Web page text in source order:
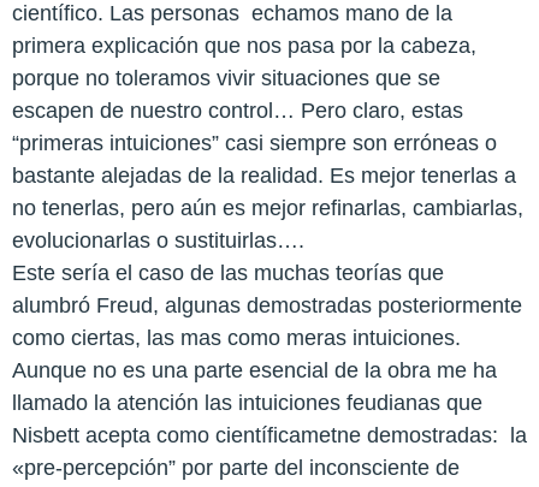
científico. Las personas echamos mano de la
primera explicación que nos pasa por la cabeza,
porque no toleramos vivir situaciones que se
escapen de nuestro control… Pero claro, estas
“primeras intuiciones” casi siempre son erróneas o
bastante alejadas de la realidad. Es mejor tenerlas a
no tenerlas, pero aún es mejor refinarlas, cambiarlas,
evolucionarlas o sustituirlas….
Este sería el caso de las muchas teorías que
alumbró Freud, algunas demostradas posteriormente
como ciertas, las mas como meras intuiciones.
Aunque no es una parte esencial de la obra me ha
llamado la atención las intuiciones feudianas que
Nisbett acepta como científicametne demostradas: la
«pre-percepción” por parte del inconsciente de